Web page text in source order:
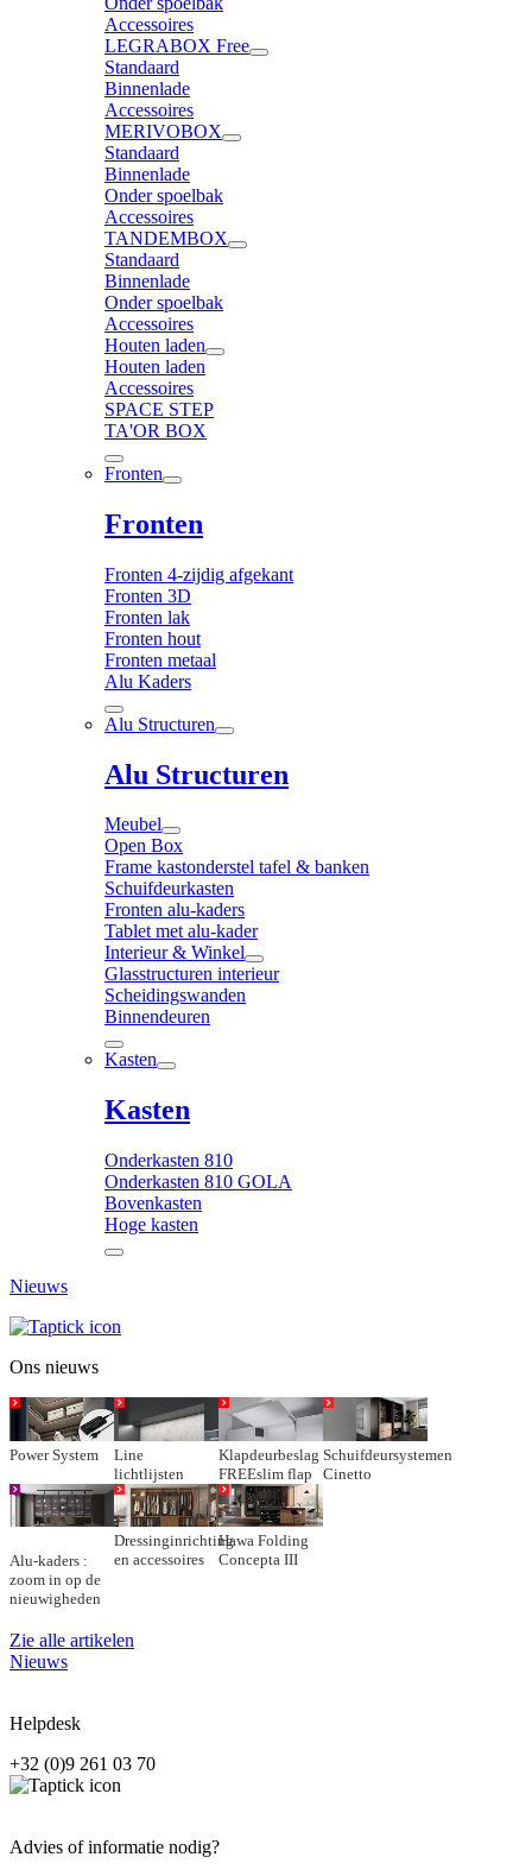
Accessoires
LEGRABOX Free
Standaard
Binnenlade
Accessoires
MERIVOBOX
Standaard
Binnenlade
Onder spoelbak
Accessoires
TANDEMBOX
Standaard
Binnenlade
Onder spoelbak
Accessoires
Houten laden
Houten laden
Accessoires
SPACE STEP
TA'OR BOX
Fronten
Fronten
Fronten 4-zijdig afgekant
Fronten 3D
Fronten lak
Fronten hout
Fronten metaal
Alu Kaders
Alu Structuren
Alu Structuren
Meubel
Open Box
Frame kastonderstel tafel & banken
Schuifdeurkasten
Fronten alu-kaders
Tablet met alu-kader
Interieur & Winkel
Glasstructuren interieur
Scheidingswanden
Binnendeuren
Kasten
Kasten
Onderkasten 810
Onderkasten 810 GOLA
Bovenkasten
Hoge kasten
Nieuws
Ons nieuws
Power System
Line
lichtlijsten
Klapdeurbeslag
FREEslim flap
Schuifdeursystemen
Cinetto
Alu-kaders :
zoom in op de
nieuwigheden
Dressinginrichting
en accessoires
Hawa Folding
Concepta III
Zie alle artikelen
Nieuws
Helpdesk
+32 (0)9 261 03 70
Advies of informatie nodig?